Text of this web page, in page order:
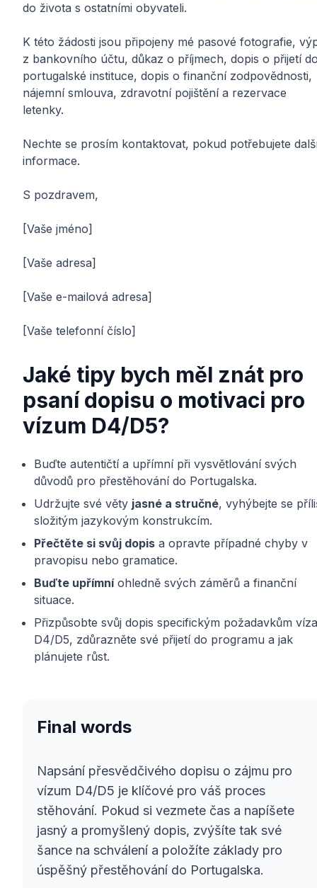
do života s ostatními obyvateli.
K této žádosti jsou připojeny mé pasové fotografie,
z bankovního účtu, důkaz o příjmech, dopis o přijetí
portugalské instituce, dopis o finanční zodpovědnosti,
nájemní smlouva, zdravotní pojištění a rezervace
letenky.
Nechte se prosím kontaktovat, pokud potřebujete
informace.
S pozdravem,
[Vaše jméno]
[Vaše adresa]
[Vaše e-mailová adresa]
[Vaše telefonní číslo]
Jaké tipy bych měl znát pro
psaní dopisu o motivaci pro
vízum D4/D5?
Buďte autentičtí a upřímní při vysvětlování svých
důvodů pro přestěhování do Portugalska.
Udržujte své věty jasné a stručné, vyhýbejte se
složitým jazykovým konstrukcím.
Přečtěte si svůj dopis a opravte případné chyby v
pravopisu nebo gramatice.
Buďte upřímníohledně svých záměrů a finanční
situace.
Přizpůsobte svůj dopis specifickým požadavkům víza
D4/D5, zdůrazněte své přijetí do programu a jak
plánujete růst.
Final words
Napsání přesvědčivého dopisu o zájmu pro
vízum D4/D5 je klíčové pro váš proces
stěhování. Pokud si vezmete čas a napíšete
jasný a promyšlený dopis, zvýšíte tak své
šance na schválení a položíte základy pro
úspěšný přestěhování do Portugalska.